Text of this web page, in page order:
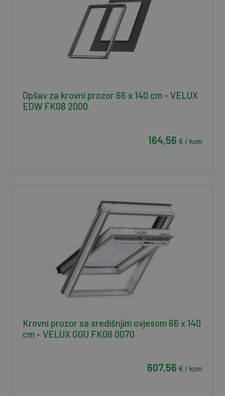
Opšav za krovni prozor 66 x 140 cm - VELUX
EDW FK08 2000
164,56 € / kom
Krovni prozor sa središnjim ovjesom 66 x 140
cm - VELUX GGU FK08 0070
607,56 € / kom